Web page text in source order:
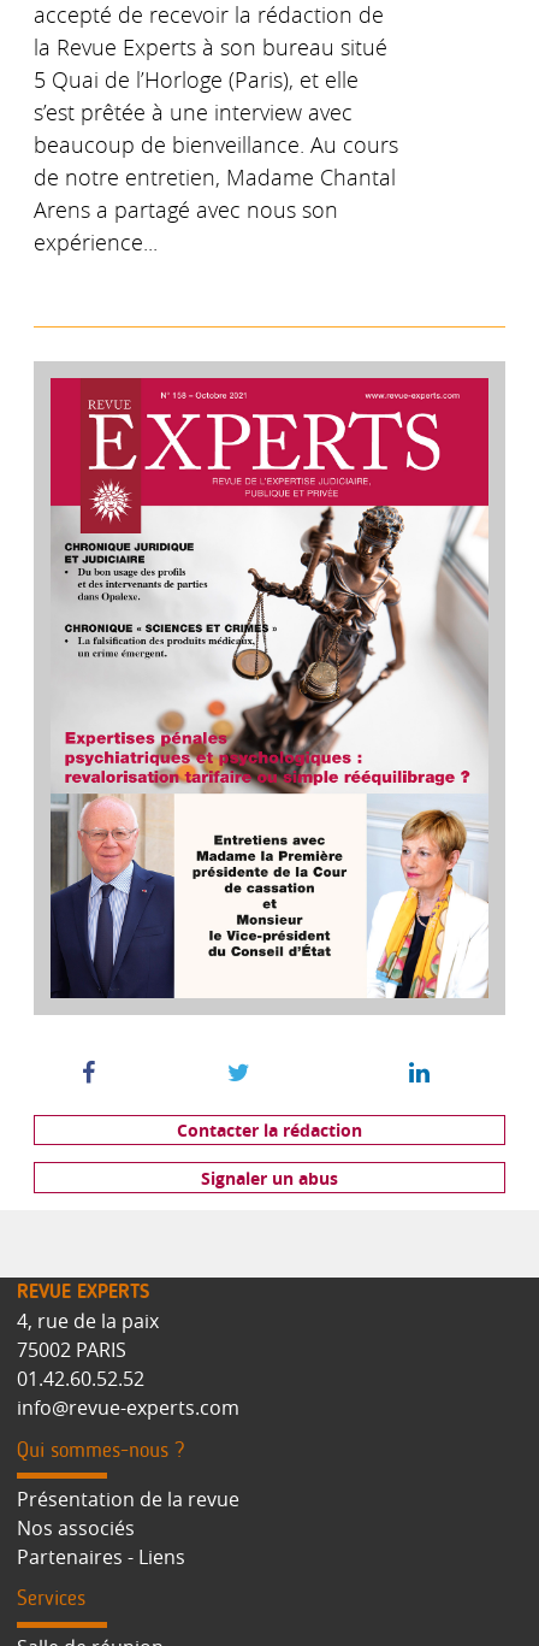
accepté de recevoir la rédaction de
la Revue Experts à son bureau situé
5 Quai de l’Horloge (Paris), et elle
s’est prêtée à une interview avec
beaucoup de bienveillance. Au cours
de notre entretien, Madame Chantal
Arens a partagé avec nous son
expérience...
Contacter la rédaction
Signaler un abus
REVUE EXPERTS
4, rue de la paix
75002 PARIS
01.42.60.52.52
info@revue-experts.com
Qui sommes-nous ?
Présentation de la revue
Nos associés
Partenaires - Liens
Services